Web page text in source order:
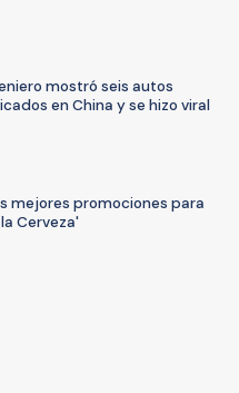
mostró seis autos
en China y se hizo viral
mejores promociones para
Cerveza'